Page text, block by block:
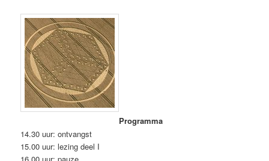
Programma
14.30 uur: ontvangst
15.00 uur: lezing deel I